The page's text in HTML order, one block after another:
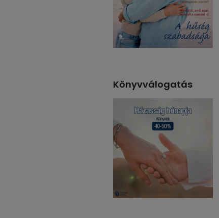
Könyvválogatás